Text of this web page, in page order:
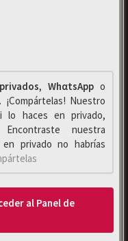
, WhαtsAppo
Nuestro
lo haces en privado,
nuestra
privado no habrías
al Panel de